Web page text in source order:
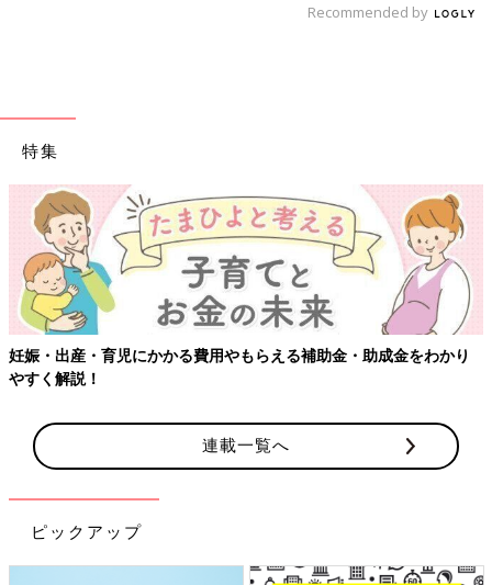
Recommended by
特集
妊娠・出産・育児にかかる費用やもらえる補助金・助成金をわかり
やすく解説！
連載一覧へ
ピックアップ